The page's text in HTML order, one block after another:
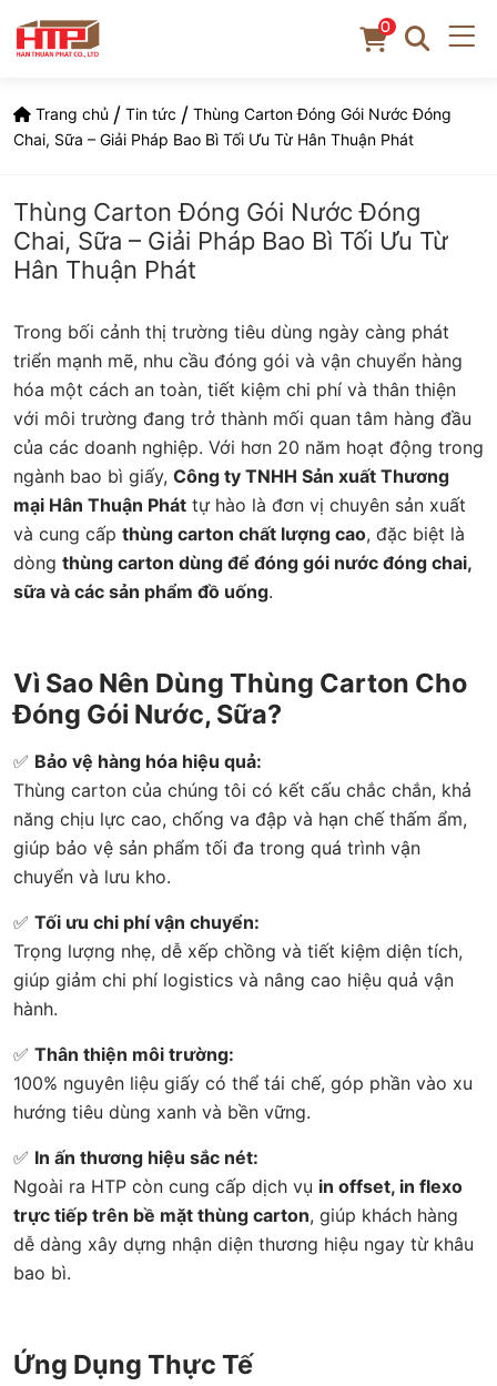
0
Trang chủ / Tin tức / Thùng Carton Đóng Gói Nước Đóng
Chai, Sữa – Giải Pháp Bao Bì Tối Ưu Từ Hân Thuận Phát
Thùng Carton Đóng Gói Nước Đóng
Chai, Sữa – Giải Pháp Bao Bì Tối Ưu Từ
Hân Thuận Phát
Trong bối cảnh thị trường tiêu dùng ngày càng phát
triển mạnh mẽ, nhu cầu đóng gói và vận chuyển hàng
hóa một cách an toàn, tiết kiệm chi phí và thân thiện
với môi trường đang trở thành mối quan tâm hàng đầu
của các doanh nghiệp. Với hơn 20 năm hoạt động trong
ngành bao bì giấy, Công ty TNHH Sản xuất Thương
mại Hân Thuận Phát tự hào là đơn vị chuyên sản xuất
và cung cấp thùng carton chất lượng cao, đặc biệt là
dòng thùng carton dùng để đóng gói nước đóng chai,
sữa và các sản phẩm đồ uống.
Vì Sao Nên Dùng Thùng Carton Cho
Đóng Gói Nước, Sữa?
✅ Bảo vệ hàng hóa hiệu quả:
Thùng carton của chúng tôi có kết cấu chắc chắn, khả
năng chịu lực cao, chống va đập và hạn chế thấm ẩm,
giúp bảo vệ sản phẩm tối đa trong quá trình vận
chuyển và lưu kho.
✅ Tối ưu chi phí vận chuyển:
Trọng lượng nhẹ, dễ xếp chồng và tiết kiệm diện tích,
giúp giảm chi phí logistics và nâng cao hiệu quả vận
hành.
✅ Thân thiện môi trường:
100% nguyên liệu giấy có thể tái chế, góp phần vào xu
hướng tiêu dùng xanh và bền vững.
✅ In ấn thương hiệu sắc nét:
Ngoài ra HTP còn cung cấp dịch vụ in offset, in flexo
trực tiếp trên bề mặt thùng carton, giúp khách hàng
dễ dàng xây dựng nhận diện thương hiệu ngay từ khâu
bao bì.
Ứng Dụng Thực Tế